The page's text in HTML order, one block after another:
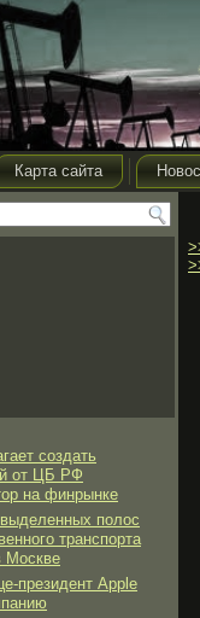
Карта сайта
создать
от ЦБ РФ
на финрынке
полос
транспорта
Москве
президент Apple